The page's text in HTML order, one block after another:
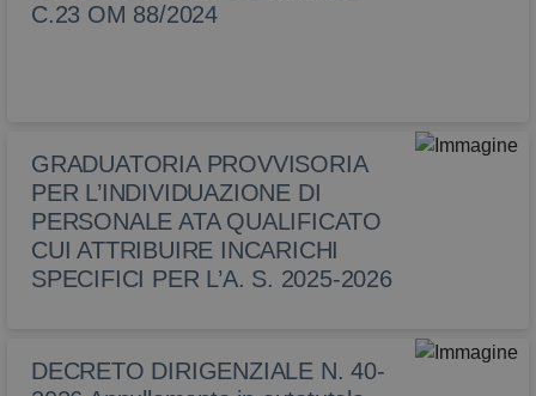
C.23 OM 88/2024
GRADUATORIA PROVVISORIA
PER L’INDIVIDUAZIONE DI
PERSONALE ATA QUALIFICATO
CUI ATTRIBUIRE INCARICHI
SPECIFICI PER L’A. S. 2025-2026
DECRETO DIRIGENZIALE N. 40-